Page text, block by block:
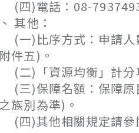
)電話：08-7937493
其他：
)比序方式：申請人
件五)。
)「資源均衡」計分
)保障名額：保障原
族別為準)。
)其他相關規定請參